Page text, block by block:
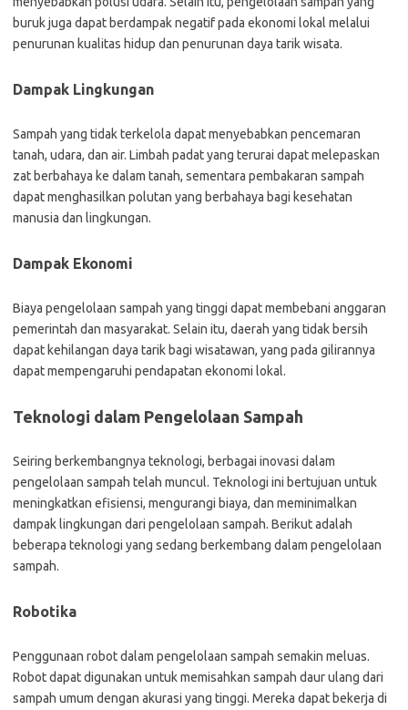
buruk juga dapat berdampak negatif pada ekonomi lokal melalui
penurunan kualitas hidup dan penurunan daya tarik wisata.
Dampak Lingkungan
Sampah yang tidak terkelola dapat menyebabkan pencemaran
tanah, udara, dan air. Limbah padat yang terurai dapat melepaskan
zat berbahaya ke dalam tanah, sementara pembakaran sampah
dapat menghasilkan polutan yang berbahaya bagi kesehatan
manusia dan lingkungan.
Dampak Ekonomi
Biaya pengelolaan sampah yang tinggi dapat membebani anggaran
pemerintah dan masyarakat. Selain itu, daerah yang tidak bersih
dapat kehilangan daya tarik bagi wisatawan, yang pada gilirannya
dapat mempengaruhi pendapatan ekonomi lokal.
Teknologi dalam Pengelolaan Sampah
Seiring berkembangnya teknologi, berbagai inovasi dalam
pengelolaan sampah telah muncul. Teknologi ini bertujuan untuk
meningkatkan efisiensi, mengurangi biaya, dan meminimalkan
dampak lingkungan dari pengelolaan sampah. Berikut adalah
beberapa teknologi yang sedang berkembang dalam pengelolaan
sampah.
Robotika
Penggunaan robot dalam pengelolaan sampah semakin meluas.
Robot dapat digunakan untuk memisahkan sampah daur ulang dari
sampah umum dengan akurasi yang tinggi. Mereka dapat bekerja di